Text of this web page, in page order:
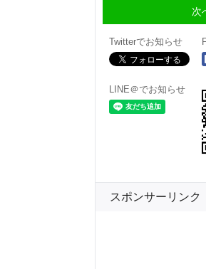
Twitterでお知らせ
LINE＠でお知らせ
スポンサーリンク